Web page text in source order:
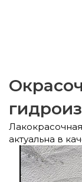
актуальна в